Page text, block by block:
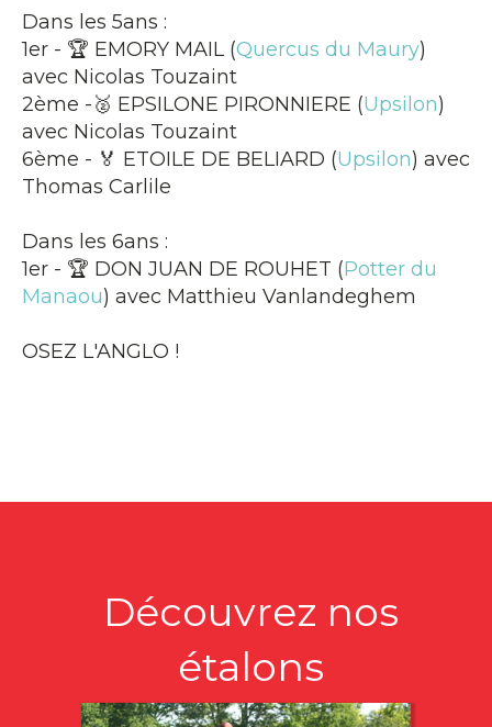
Dans les 5ans :
1er - 🏆 EMORY MAIL (Quercus du Maury)
avec Nicolas Touzaint
2ème -🥈 EPSILONE PIRONNIERE (Upsilon)
avec Nicolas Touzaint
6ème - 🏅 ETOILE DE BELIARD (Upsilon) avec
Thomas Carlile
Dans les 6ans :
1er - 🏆 DON JUAN DE ROUHET (Potter du
Manaou) avec Matthieu Vanlandeghem
OSEZ L'ANGLO !
Découvrez nos
étalons